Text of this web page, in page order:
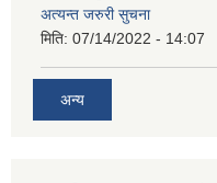
अत्यन्त जरुरी सुचना
मिति: 07/14/2022 - 14:07
अन्य